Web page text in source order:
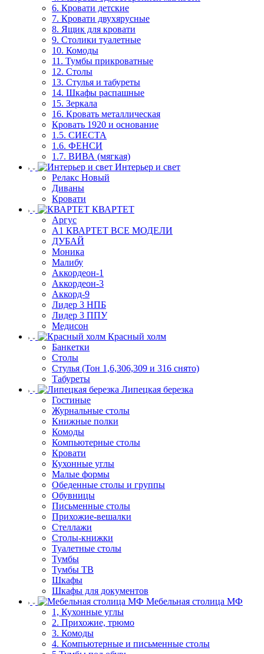
6. Кровати детские
7. Кровати двухярусные
8. Ящик для кровати
9. Столики туалетные
10. Комоды
11. Тумбы прикроватные
12. Столы
13. Стулья и табуреты
14. Шкафы распашные
15. Зеркала
16. Кровать металлическая
Кровать 1920 и основание
1.5. СИЕСТА
1.6. ФЕНСИ
1.7. ВИВА (мягкая)
Интерьер и свет
Релакс Новый
Диваны
Кровати
КВАРТЕТ
Аргус
А1 КВАРТЕТ ВСЕ МОДЕЛИ
ДУБАЙ
Моника
Малибу
Аккордеон-1
Аккордеон-3
Аккорд-9
Лидер 3 НПБ
Лидер 3 ППУ
Медисон
Красный холм
Банкетки
Столы
Стулья (Тон 1,6,306,309 и 316 снято)
Табуреты
Липецкая березка
Гостиные
Журнальные столы
Книжные полки
Комоды
Компьютерные столы
Кровати
Кухонные углы
Малые формы
Обеденные столы и группы
Обувницы
Письменные столы
Прихожие-вешалки
Стеллажи
Столы-книжки
Туалетные столы
Тумбы
Тумбы ТВ
Шкафы
Шкафы для документов
Мебельная столица МФ
1, Кухонные углы
2. Прихожие, трюмо
3. Комоды
4. Компьютерные и письменные столы